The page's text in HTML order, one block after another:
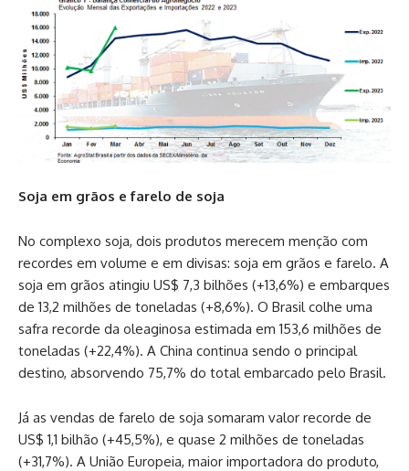
Soja em grãos e farelo de soja
No complexo soja, dois produtos merecem menção com
recordes em volume e em divisas: soja em grãos e farelo. A
soja em grãos atingiu US$ 7,3 bilhões (+13,6%) e embarques
de 13,2 milhões de toneladas (+8,6%). O Brasil colhe uma
safra recorde da oleaginosa estimada em 153,6 milhões de
toneladas (+22,4%). A China continua sendo o principal
destino, absorvendo 75,7% do total embarcado pelo Brasil.
Já as vendas de farelo de soja somaram valor recorde de
US$ 1,1 bilhão (+45,5%), e quase 2 milhões de toneladas
(+31,7%). A União Europeia, maior importadora do produto,